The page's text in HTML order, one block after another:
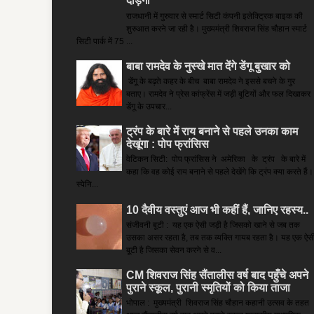
राजधानी में गुरुवार से स्मार्ट सिटी कंपनी इलेक्ट्रिक बाइक की
शुरुआत करने जा रही है। मुख्यमंत्री शिवराज सिंह चौहान स्मार्ट
सिटी पार्क में 75 ...
बाबा रामदेव के नुस्खे मात देंगे डेंगू बुखार को
डेंगू के बढ़ते कहर के बीच बाबा रामदेव ने इससे बचने के गुर
बताए। रामदेव ने प्रेस कांफ्रेंस में जड़ी बूटियों और फल दिखाकर
डेंगू के उपचार...
ट्रंप के बारे में राय बनाने से पहले उनका काम
देखूंगा : पोप फ्रांसिस
वेटिकन सिटी: पोप फ्रांसिस ने अमेरिका के ट्रंप के बारे में
कहा कि वह कोई राय बनाने से पहले देखेंगे कि ट्रंप क्या करते हैं।
स्पेनि...
10 दैवीय वस्तुएं आज भी कहीं हैं, जानिए रहस्य..
संजीवनी बूटी : यह एक ऐसी जड़ी है जिसको खाने से जब तक
उसका असर रहता है, तब तक व्यक्ति गायब रहता है। यह एक
बूटी है जिसका सेवन करने से व...
CM शिवराज सिंह सैंतालीस वर्ष बाद पहुँचे अपने
पुराने स्कूल, पुरानी स्मृतियों को किया ताजा
भोपाल : मुख्यमंत्री शिवराज सिंह चौहान कहानी उत्सव के तहत